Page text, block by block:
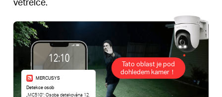
Tato oblast je pod
dohledem kamer！
MERCUSYS
Detekce osob
„MC510“: Osoba detekována 12.